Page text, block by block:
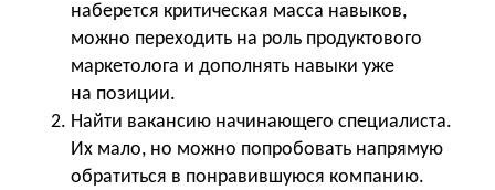
наберется критическая масса навыков,
можно переходить на роль продуктового
маркетолога и дополнять навыки уже
на позиции.
Найти вакансию начинающего специалиста.
Их мало, но можно попробовать напрямую
обратиться в понравившуюся компанию.